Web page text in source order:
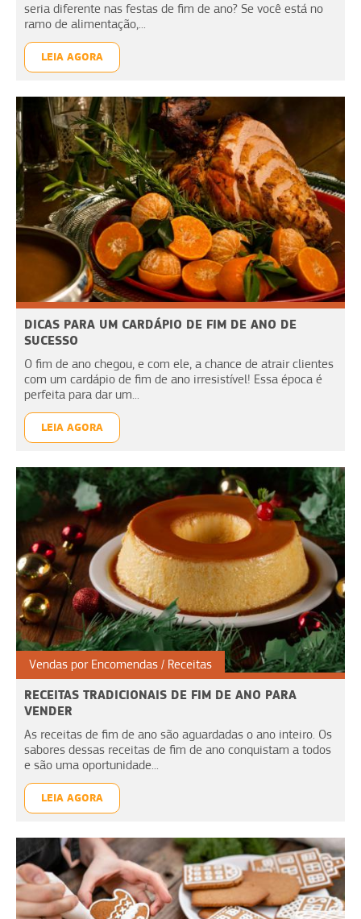
seria diferente nas festas de fim de ano? Se você está no
ramo de alimentação,...
LEIA AGORA
DICAS PARA UM CARDÁPIO DE FIM DE ANO DE
SUCESSO
O fim de ano chegou, e com ele, a chance de atrair clientes
com um cardápio de fim de ano irresistível! Essa época é
perfeita para dar um...
LEIA AGORA
Vendas por Encomendas Receitas
RECEITAS TRADICIONAIS DE FIM DE ANO PARA
VENDER
As receitas de fim de ano são aguardadas o ano inteiro. Os
sabores dessas receitas de fim de ano conquistam a todos
e são uma oportunidade...
LEIA AGORA